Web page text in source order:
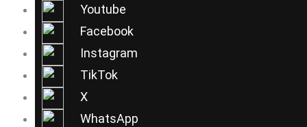
Youtube
Facebook
Instagram
TikTok
X
WhatsApp
contenido